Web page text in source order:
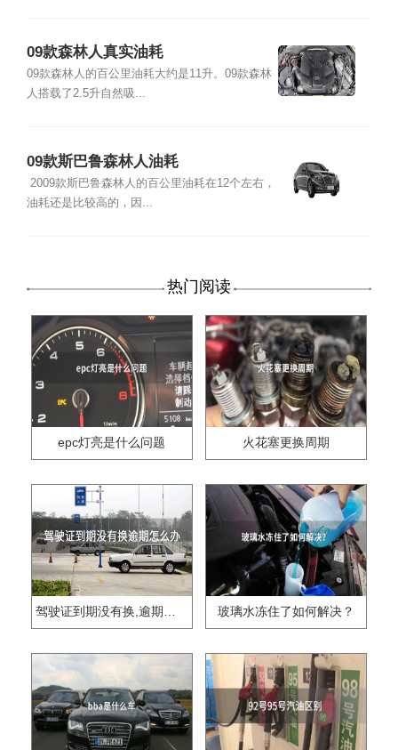
09款森林人真实油耗
09款森林人的百公里油耗大约是11升。09款森林
人搭载了2.5升自然吸...
09款斯巴鲁森林人油耗
2009款斯巴鲁森林人的百公里油耗在12个左右，
油耗还是比较高的，因...
热门阅读
epc灯亮是什么问题 火花塞更换周期
驾驶证到期没有换,逾期怎么办?? 玻璃水冻住了如何解决？